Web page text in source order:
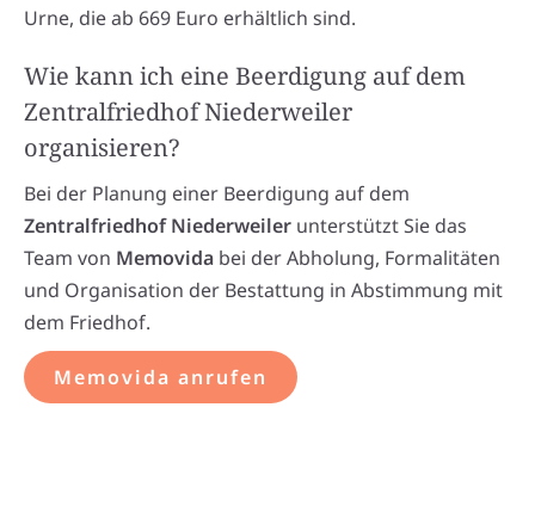
Urne, die ab 669 Euro erhältlich sind.
Wie kann ich eine Beerdigung auf dem
Zentralfriedhof Niederweiler
organisieren?
Bei der Planung einer Beerdigung auf dem
Zentralfriedhof Niederweiler unterstützt Sie das
Team von Memovida bei der Abholung, Formalitäten
und Organisation der Bestattung in Abstimmung mit
dem Friedhof.
Memovida anrufen